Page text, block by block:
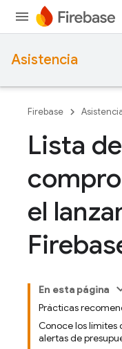
Asistencia
Firebase
Lista de
el
En esta página
Prácticas
Conoce los límites
alertas de